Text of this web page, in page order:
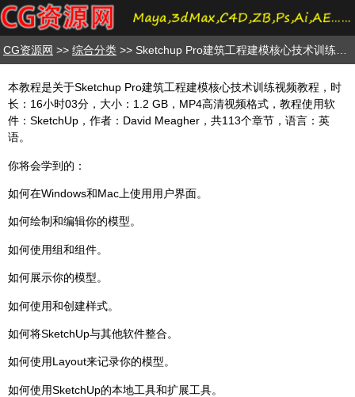
CG资源网 >> 综合分类 >> Sketchup Pro建筑工程建模核心技术训练视频教程
本教程是关于Sketchup Pro建筑工程建模核心技术训练视频教程，时
长：16小时03分，大小：1.2 GB，MP4高清视频格式，教程使用软
件：SketchUp，作者：David Meagher，共113个章节，语言：英
语。
你将会学到的：
如何在Windows和Mac上使用用户界面。
如何绘制和编辑你的模型。
如何使用组和组件。
如何展示你的模型。
如何使用和创建样式。
如何将SketchUp与其他软件整合。
如何使用Layout来记录你的模型。
如何使用SketchUp的本地工具和扩展工具。